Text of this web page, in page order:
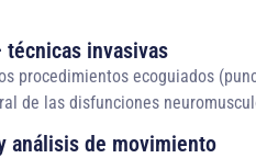
técnicas invasivas
procedimientos ecoguiados
de las disfunciones
análisis de movimiento